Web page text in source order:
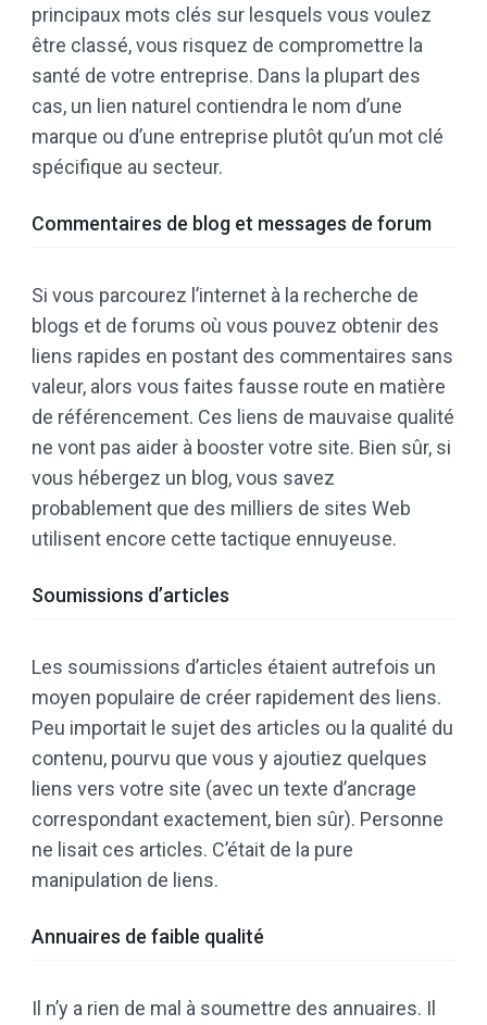
principaux mots clés sur lesquels vous voulez
être classé, vous risquez de compromettre la
santé de votre entreprise. Dans la plupart des
cas, un lien naturel contiendra le nom d’une
marque ou d’une entreprise plutôt qu’un mot clé
spécifique au secteur.
Commentaires de blog et messages de forum
Si vous parcourez l’internet à la recherche de
blogs et de forums où vous pouvez obtenir des
liens rapides en postant des commentaires sans
valeur, alors vous faites fausse route en matière
de référencement. Ces liens de mauvaise qualité
ne vont pas aider à booster votre site. Bien sûr, si
vous hébergez un blog, vous savez
probablement que des milliers de sites Web
utilisent encore cette tactique ennuyeuse.
Soumissions d’articles
Les soumissions d’articles étaient autrefois un
moyen populaire de créer rapidement des liens.
Peu importait le sujet des articles ou la qualité du
contenu, pourvu que vous y ajoutiez quelques
liens vers votre site (avec un texte d’ancrage
correspondant exactement, bien sûr). Personne
ne lisait ces articles. C’était de la pure
manipulation de liens.
Annuaires de faible qualité
Il n’y a rien de mal à soumettre des annuaires. Il